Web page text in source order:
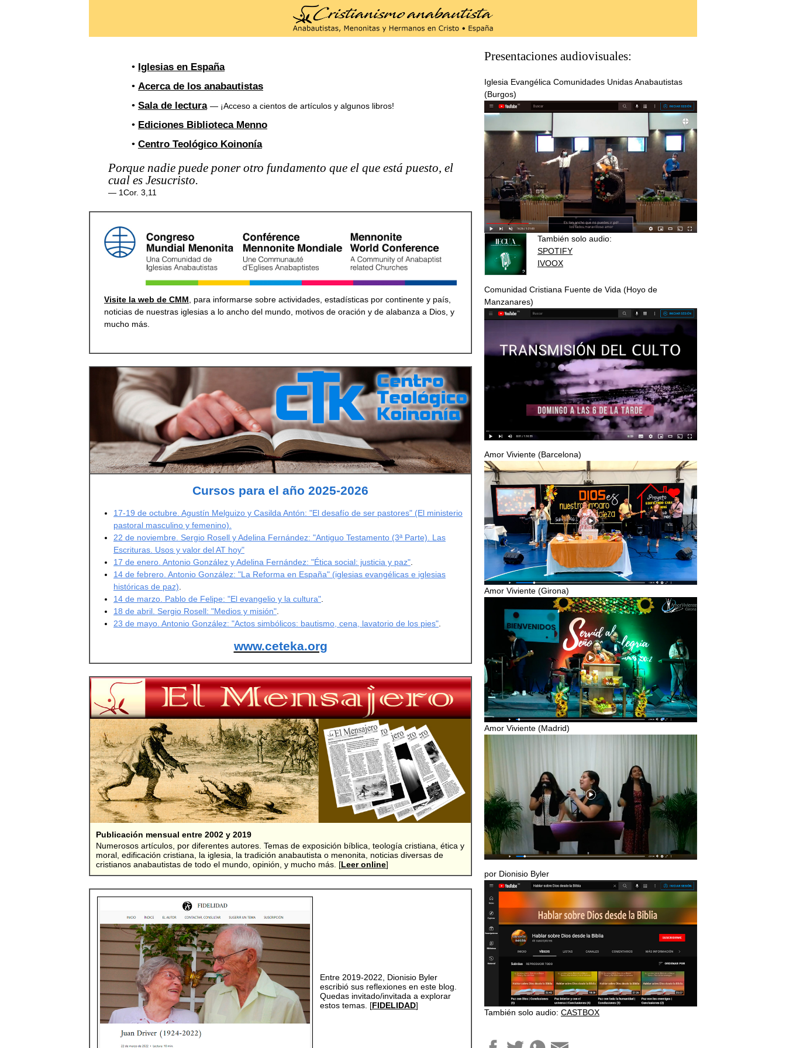
• Iglesias en España
• Acerca de los anabautistas
• Sala de lectura — ¡Acceso a cientos de artículos y algunos libros!
• Ediciones Biblioteca Menno
• Centro Teológico Koinonía
Porque nadie puede poner otro fundamento que el que está puesto, el
cual es Jesucristo.
— 1Cor. 3,11
Visite la web de CMM , para informarse sobre actividades, estadísticas por continente y país,
noticias de nuestras iglesias a lo ancho del mundo, motivos de oración y de alabanza a Dios, y
mucho más.
Cursos para el año 2025-2026
17-19 de octubre. Agustín Melguizo y Casilda Antón: "El desafío de ser pastores" (El ministerio
pastoral masculino y femenino).
22 de noviembre. Sergio Rosell y Adelina Fernández: "Antiguo Testamento (3ª Parte). Las
Escrituras. Usos y valor del AT hoy"
17 de enero. Antonio González y Adelina Fernández: "Ética social: justicia y paz"
14 de febrero. Antonio González: "La Reforma en España" (iglesias evangélicas e iglesias
históricas de paz)
14 de marzo. Pablo de Felipe: "El evangelio y la cultura"
18 de abril. Sergio Rosell: "Medios y misión"
23 de mayo. Antonio González: "Actos simbólicos: bautismo, cena, lavatorio de los pies"
www.ceteka.org
Publicación mensual entre 2002 y 2019
Numerosos artículos, por diferentes autores. Temas de exposición bíblica, teología cristiana, ética y
moral, edificación cristiana, la iglesia, la tradición anabautista o menonita, noticias diversas de
cristianos anabautistas de todo el mundo, opinión, y mucho más. [Leer online]
Entre 2019-2022, Dionisio Byler
escribió sus reflexiones en este blog.
Quedas invitado/invitada a explorar
estos temas. [FIDELIDAD]
Presentaciones audiovisuales:
Iglesia Evangélica Comunidades Unidas Anabautistas
(Burgos)
También solo audio:
SPOTIFY
IVOOX
Comunidad Cristiana Fuente de Vida (Hoyo de
Manzanares)
Amor Viviente (Barcelona)
Amor Viviente (Girona)
Amor Viviente (Madrid)
por Dionisio Byler
También solo audio: CASTBOX